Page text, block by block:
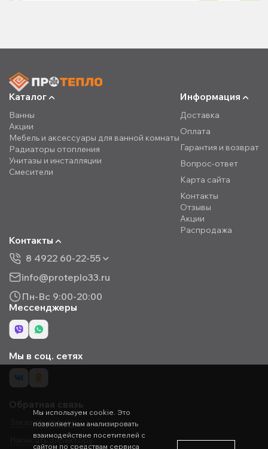
Каталог
Ванны
Акции
Мебель и аксессуары для ванной комнаты
Радиаторы отопления
Унитазы и инсталляции
Смесители
Информация
Доставка
Оплата
Гарантия и возврат
Вопрос-ответ
Карта сайта
Контакты
Отзывы
Акции
Распродажа
Контакты
8 4922 60-22-55
info@proteplo33.ru
Пн-Вс 9:00-20:00
Мессенджеры
Мы в соц. сетях
Обратная связь
Заказать звонок
Написать директору
Мы используем cookie. Это
позволяет нам анализировать
взаимодействие посетителей с
сайтом по средствам сервиса